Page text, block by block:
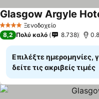
4 ΑστέριαΞενοδοχείο
8,2 Πολύ καλό 8.738
Επιλέξτε ημερομηνίες,
δείτε τις ακριβείς τιμές